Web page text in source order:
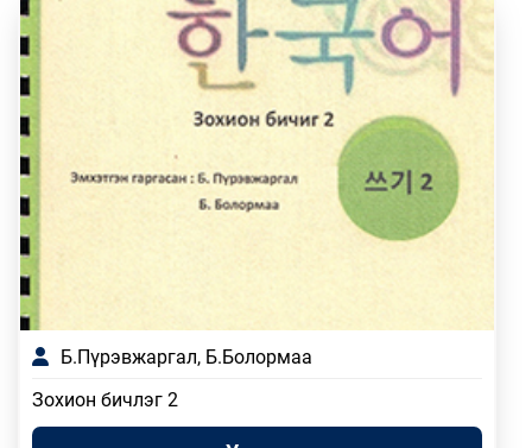
Б.Пүрэвжаргал, Б.Болормаа
Зохион бичлэг 2